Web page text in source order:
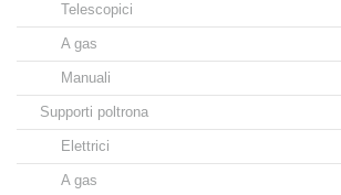
Telescopici
A gas
Manuali
Supporti poltrona
Elettrici
A gas